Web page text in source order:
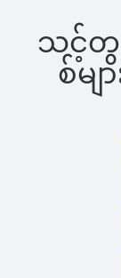
သင့်တွ
စ်မ